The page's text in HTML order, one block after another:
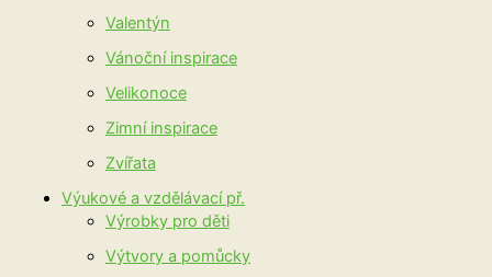
Valentýn
Vánoční inspirace
Velikonoce
Zimní inspirace
Zvířata
Výukové a vzdělávací př.
Výrobky pro děti
Výtvory a pomůcky